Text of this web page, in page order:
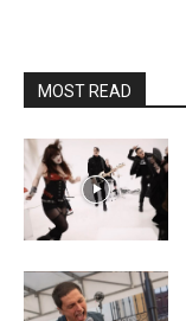
MOST READ